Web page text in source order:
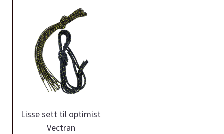
Lisse sett til optimist
Vectran